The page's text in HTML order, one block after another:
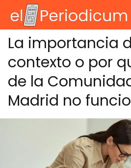
La importancia
contexto o por
de la
Madrid no